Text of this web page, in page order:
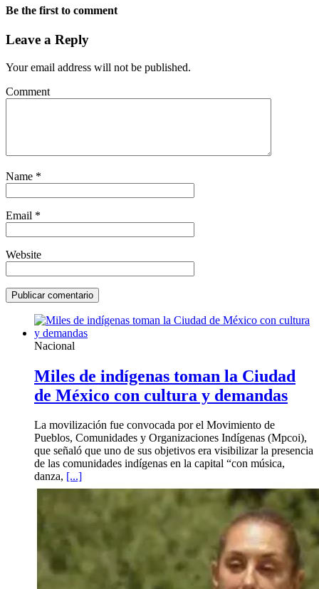
Be the first to comment
Leave a Reply
Your email address will not be published.
Comment
Name *
Email *
Website
Nacional
Miles de indígenas toman la Ciudad
de México con cultura y demandas
La movilización fue convocada por el Movimiento de
Pueblos, Comunidades y Organizaciones Indígenas (Mpcoi),
que señaló que uno de sus objetivos era visibilizar la presencia
de las comunidades indígenas en la capital “con música,
danza, [...]